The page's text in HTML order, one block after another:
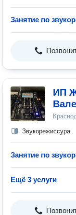
Занятие по
ИП
Звукорежиссура
Занятие по
Ещё 3 услуги